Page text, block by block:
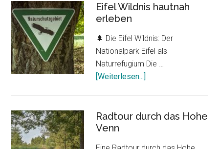
Eifel Wildnis hautnah
erleben
🌲 Die Eifel Wildnis: Der
Nationalpark Eifel als
Naturrefugium Die …
[Weiterlesen...]
erleben
Radtour durch das Hohe
Venn